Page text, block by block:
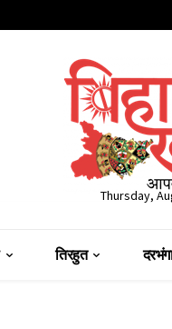
Thursday,
तिरहुत